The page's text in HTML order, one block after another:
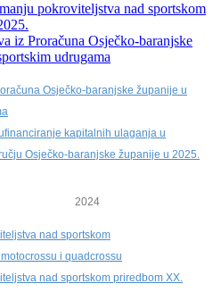
pokroviteljstva nad sportskom
iz Proračuna Osječko-baranjske
udrugama
Osječko-baranjske županije u
kapitalnih ulaganja u
Osječko-baranjske županije u 2025.
nad sportskom
i quadcrossu
nad sportskom priredbom XX.